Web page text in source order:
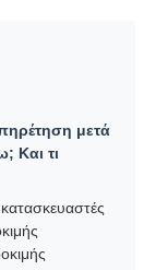
μετά
Και τι